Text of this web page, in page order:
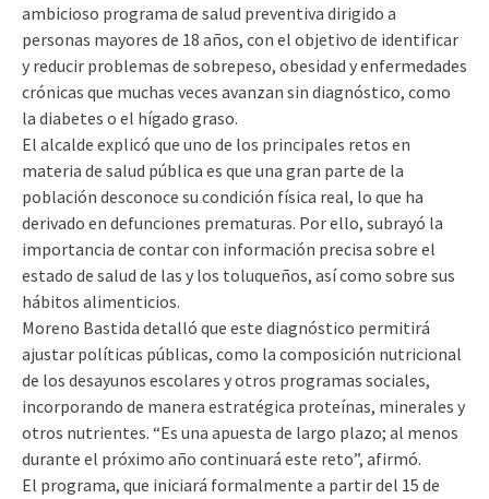
ambicioso programa de salud preventiva dirigido a
personas mayores de 18 años, con el objetivo de identificar
y reducir problemas de sobrepeso, obesidad y enfermedades
crónicas que muchas veces avanzan sin diagnóstico, como
la diabetes o el hígado graso.
El alcalde explicó que uno de los principales retos en
materia de salud pública es que una gran parte de la
población desconoce su condición física real, lo que ha
derivado en defunciones prematuras. Por ello, subrayó la
importancia de contar con información precisa sobre el
estado de salud de las y los toluqueños, así como sobre sus
hábitos alimenticios.
Moreno Bastida detalló que este diagnóstico permitirá
ajustar políticas públicas, como la composición nutricional
de los desayunos escolares y otros programas sociales,
incorporando de manera estratégica proteínas, minerales y
otros nutrientes. “Es una apuesta de largo plazo; al menos
durante el próximo año continuará este reto”, afirmó.
El programa, que iniciará formalmente a partir del 15 de